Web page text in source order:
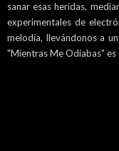
sanar esas heridas,
experimentales de
melodía, llevándonos a
"Mientras Me Odiabas"